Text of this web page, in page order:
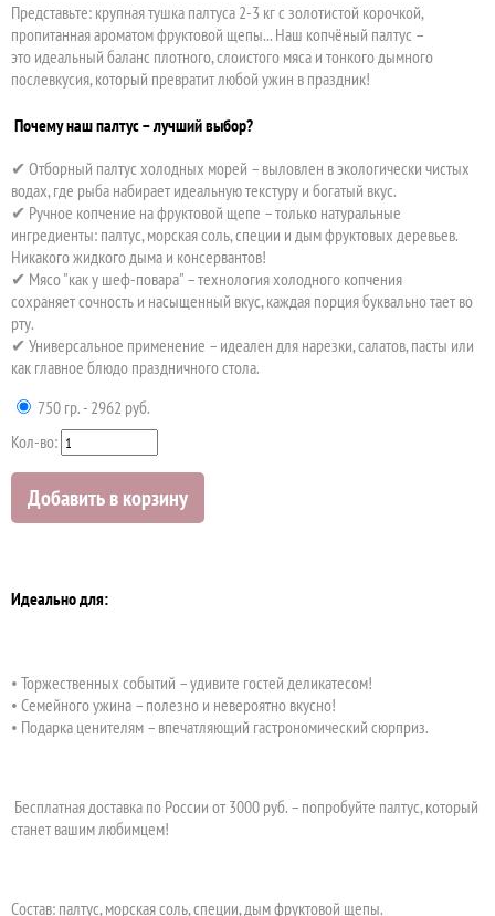
Представьте: крупная тушка палтуса 2-3 кг с золотистой корочкой,
пропитанная ароматом фруктовой щепы... Наш копчёный палтус –
это идеальный баланс плотного, слоистого мяса и тонкого дымного
послевкусия, который превратит любой ужин в праздник!
Почему наш палтус – лучший выбор?
✔ Отборный палтус холодных морей – выловлен в экологически чистых
водах, где рыба набирает идеальную текстуру и богатый вкус.
✔ Ручное копчение на фруктовой щепе – только натуральные
ингредиенты: палтус, морская соль, специи и дым фруктовых деревьев.
Никакого жидкого дыма и консервантов!
✔ Мясо "как у шеф-повара" – технология холодного копчения
сохраняет сочность и насыщенный вкус, каждая порция буквально тает во
рту.
✔ Универсальное применение – идеален для нарезки, салатов, пасты или
как главное блюдо праздничного стола.
750 гр. - 2962 руб.
Кол-во:
Добавить в корзину
Идеально для:
• Торжественных событий – удивите гостей деликатесом!
• Семейного ужина – полезно и невероятно вкусно!
• Подарка ценителям – впечатляющий гастрономический сюрприз.
Бесплатная доставка по России от 3000 руб. – попробуйте палтус, который
станет вашим любимцем!
Состав: палтус, морская соль, специи, дым фруктовой щепы.